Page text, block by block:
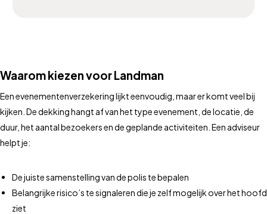
Waarom kiezen voor Landman
Een evenementenverzekering lijkt eenvoudig, maar er komt veel bij
kijken. De dekking hangt af van het type evenement, de locatie, de
duur, het aantal bezoekers en de geplande activiteiten. Een adviseur
helpt je:
De juiste samenstelling van de polis te bepalen
Belangrijke risico’s te signaleren die je zelf mogelijk over het hoofd
ziet